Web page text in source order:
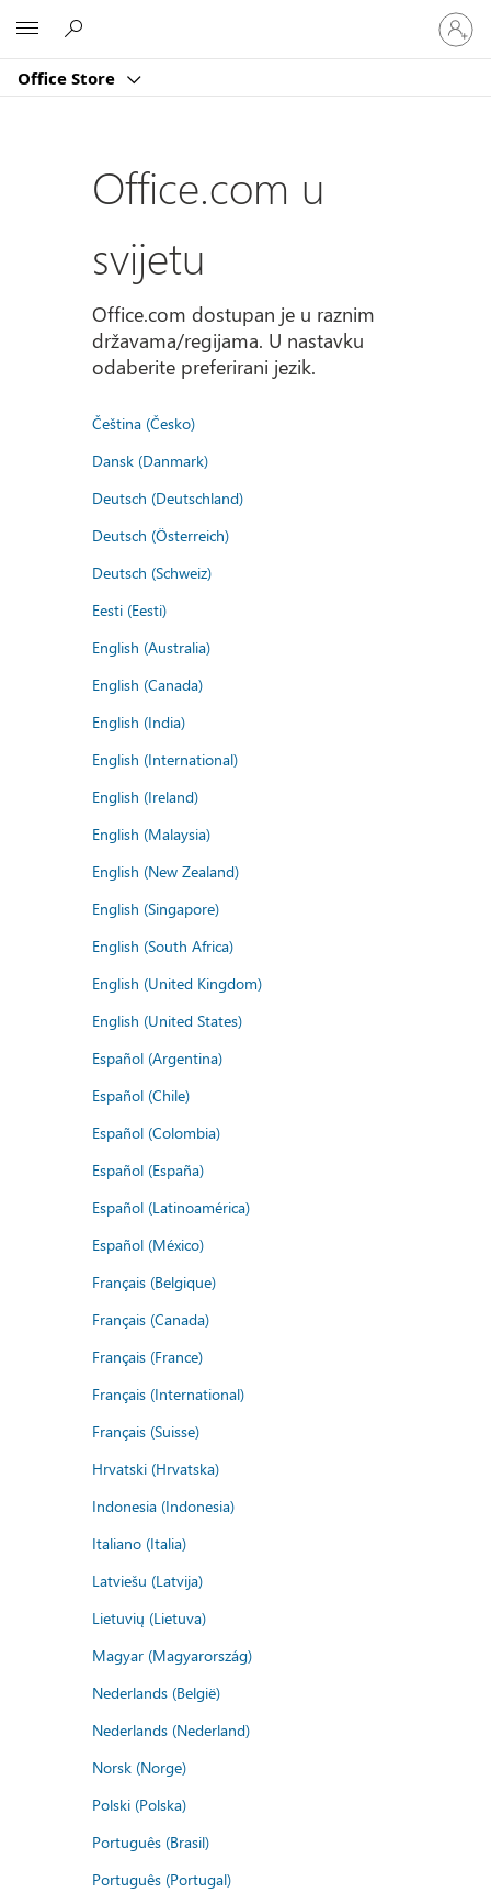
Office Store
Prijavite
se
u
račun
Office.com u
svijetu
Office.com dostupan je u raznim
državama/regijama. U nastavku
odaberite preferirani jezik.
Čeština (Česko)
Dansk (Danmark)
Deutsch (Deutschland)
Deutsch (Österreich)
Deutsch (Schweiz)
Eesti (Eesti)
English (Australia)
English (Canada)
English (India)
English (International)
English (Ireland)
English (Malaysia)
English (New Zealand)
English (Singapore)
English (South Africa)
English (United Kingdom)
English (United States)
Español (Argentina)
Español (Chile)
Español (Colombia)
Español (España)
Español (Latinoamérica)
Español (México)
Français (Belgique)
Français (Canada)
Français (France)
Français (International)
Français (Suisse)
Hrvatski (Hrvatska)
Indonesia (Indonesia)
Italiano (Italia)
Latviešu (Latvija)
Lietuvių (Lietuva)
Magyar (Magyarország)
Nederlands (België)
Nederlands (Nederland)
Norsk (Norge)
Polski (Polska)
Português (Brasil)
Português (Portugal)